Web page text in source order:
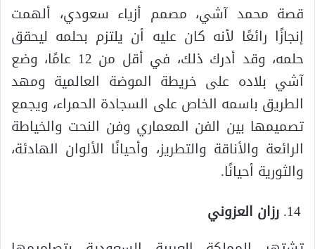
قصة محمد آشي، مصمم أزياء سعودي، ألهمت
إنجازًا رائعًا لأنه كان عليه أن يلتزم بحلمه ليحقق
حلمه، وقد أدرك ذلك، في أقل من 12 عامًا، وضع
آشي بلاده على خريطة الموضة العالمية ومهد
الطريق باسمه الخاص على السجادة الحمراء، ويجمع
تصميمها بين الفن المعماري وفن النحت والخياطة
الرائعة والأناقة والتطريز، وأحيانًا الألوان الهادئة،
والثورية أحيانًا.
رزان العزوني